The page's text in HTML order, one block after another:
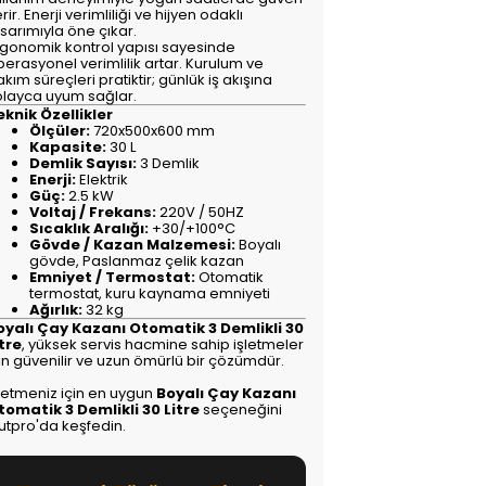
Enerji verimliliği ve hijyen odaklı
öne çıkar.
kontrol yapısı sayesinde
verimlilik artar. Kurulum ve
süreçleri pratiktir; günlük iş akışına
uyum sağlar.
Özellikler
Ölçüler:720x500x600 mm
Kapasite:30 L
Demlik Sayısı:3 Demlik
Enerji:Elektrik
Güç:2.5 kW
Voltaj / Frekans:220V / 50HZ
Sıcaklık Aralığı: +30/+100°C
Gövde / Kazan Malzemesi:Boyalı
gövde, Paslanmaz çelik kazan
Emniyet / Termostat:Otomatik
termostat, kuru kaynama emniyeti
Ağırlık:32 kg
Çay Kazanı Otomatik 3 Demlikli 30
, yüksek servis hacmine sahip işletmeler
güvenilir ve uzun ömürlü bir çözümdür.
için en uygun Boyalı Çay Kazanı
3 Demlikli 30 Litreseçeneğini
keşfedin.